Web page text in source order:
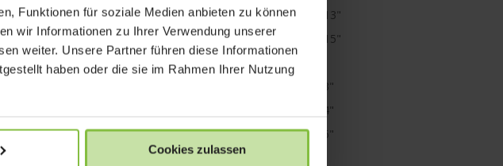
Funktionen für soziale Medien anbieten zu können
wir Informationen zu Ihrer Verwendung unserer
weiter. Unsere Partner führen diese Informationen
haben oder die sie im Rahmen Ihrer Nutzung
Cookies zulassen
MacBook Air 13"
MacBook Air 15"
MacBook Neo
MacBook Pro 13"
MacBook Pro 14"
MacBook Pro 16"
Mini Displayport